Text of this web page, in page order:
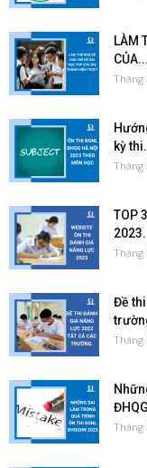
LÀM
CỦA...
Tháng
kỳ
Tháng
TOP
Tháng
Đề
Tháng
Tháng